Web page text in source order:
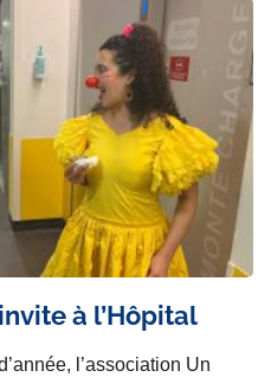
à l’Hôpital
l’association Un